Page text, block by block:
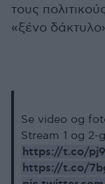
τους
«ξένο
Se video og
Stream 1 og
https://t.co/
https://t.co/